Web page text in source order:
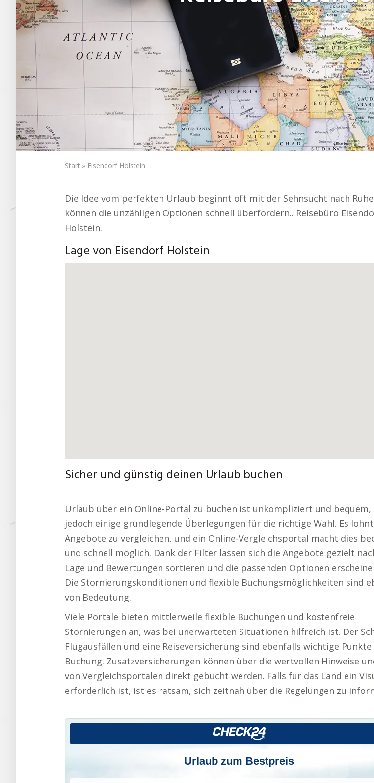
Start » Eisendorf Holstein
Die Idee vom perfekten Urlaub beginnt oft mit der Sehnsucht nach
können die unzähligen Optionen schnell überfordern.. Reisebüro
Holstein.
Lage von Eisendorf Holstein
Sicher und günstig deinen Urlaub buchen
Urlaub über ein Online-Portal zu buchen ist unkompliziert und bequem,
jedoch einige grundlegende Überlegungen für die richtige Wahl. Es
Angebote zu vergleichen, und ein Online-Vergleichsportal macht dies
und schnell möglich. Dank der Filter lassen sich die Angebote gezielt
Lage und Bewertungen sortieren und die passenden Optionen
Die Stornierungskonditionen und flexible Buchungsmöglichkeiten sind
von Bedeutung.
Viele Portale bieten mittlerweile flexible Buchungen und kostenfreie
Stornierungen an, was bei unerwarteten Situationen hilfreich ist. Der
Flugausfällen und eine Reiseversicherung sind ebenfalls wichtige
Buchung. Zusatzversicherungen können über die wertvollen Hinweise
von Vergleichsportalen direkt gebucht werden. Falls für das Land ein
erforderlich ist, ist es ratsam, sich zeitnah über die Regelungen zu
Urlaub zum Bestpreis